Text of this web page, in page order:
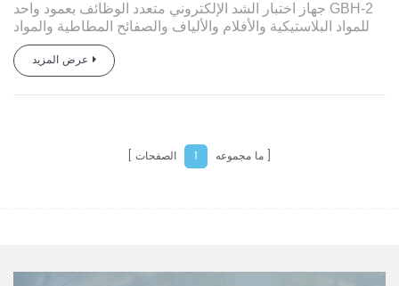
جهاز اختبار الشد الإلكتروني متعدد الوظائف بعمود واحد GBH-2
للمواد البلاستيكية والأفلام والألياف والصفائح المطاطية والمواد
المركبة والأشرطة ومواد التعبئة والتغليف الناعمة والورق
والأقمشة غير المنسوجة ومواد تعبئة الأدوية والمحاقن وأغطية
الزجاجات والسدادات المطاطية ومواد التعبئة والتغليف الأخرى
يتم اختبارها للخصائص الميكانيكية لتلبية احتياجات المستخدمين
عرض المزيد
ما مجموعه 1 الصفحات